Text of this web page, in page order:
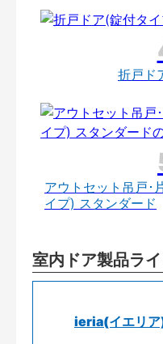
折戸ド
アウトセット吊戸･
イプ) スタンダード
室内ドア製品ラ
ieria(イエリア